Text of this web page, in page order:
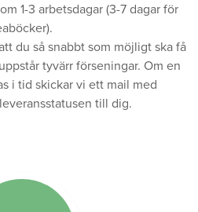
1-3 arbetsdagar (3-7 dagar för
du så snabbt som möjligt ska få
tyvärr förseningar. Om en
i tid skickar vi ett mail med
till dig.